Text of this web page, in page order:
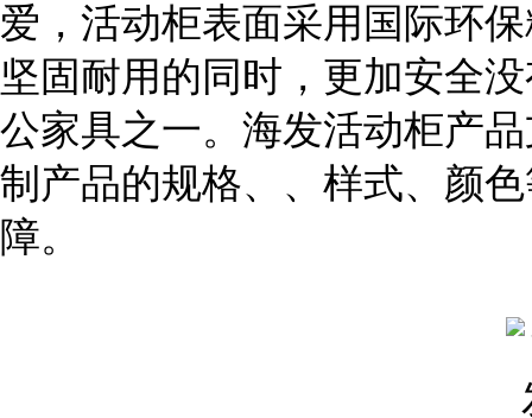
爱，活动柜表面采用国际环
坚固耐用的同时，更加安全
公家具之一。海发活动柜产
制产品的规格、、样式、颜
障。